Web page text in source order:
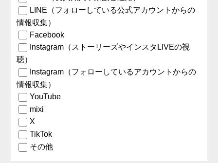
LINE（フォローしている公式アカウントからの
情報収集）
Facebook
Instagram（ストーリーズやインスタLIVEの視
聴）
Instagram（フォローしているアカウントからの
情報収集）
YouTube
mixi
X
TikTok
その他